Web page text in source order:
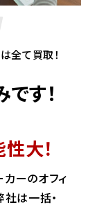
全て買取！
す！
大！
ーのオフィ
は一括・